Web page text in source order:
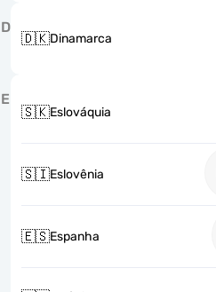
D
🇩🇰Dinamarca
E
🇸🇰Eslováquia
🇸🇮Eslovênia
🇪🇸Espanha